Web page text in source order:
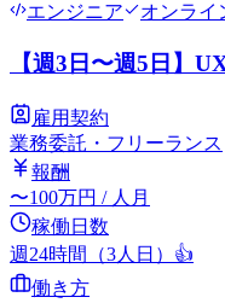
エンジニア
オンライ
【週3日〜週5日】
雇用契約
業務委託・フリーランス
報酬
〜100万円 / 人月
稼働日数
週24時間（3人日） 👍
働き方